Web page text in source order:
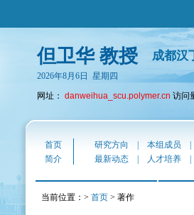
但卫华 教授 成都汉
2026年8月6日 星期四
网址： danweihua_scu.polymer.cn 访问
首页 研究方向 本组成员
简介
最新动态 人才培养
当前位置：> 首页 > 著作